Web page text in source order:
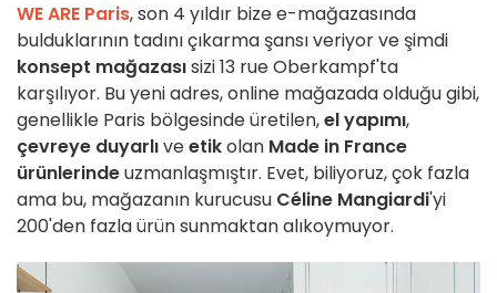
WE ARE Paris, son 4 yıldır bize e-mağazasında
bulduklarının tadını çıkarma şansı veriyor ve şimdi
konsept mağazasısizi 13 rue Oberkampf'ta
karşılıyor. Bu yeni adres, online mağazada olduğu gibi,
genellikle Paris bölgesinde üretilen,el yapımı,
çevreye duyarlıveetikolan Made in France
ürünlerindeuzmanlaşmıştır. Evet, biliyoruz, çok fazla
ama bu, mağazanın kurucusu Céline Mangiardi'yi
200'den fazla ürün sunmaktan alıkoymuyor.